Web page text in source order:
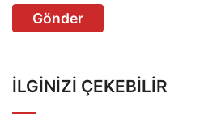
Gönder
İLGINIZI ÇEKEBILIR